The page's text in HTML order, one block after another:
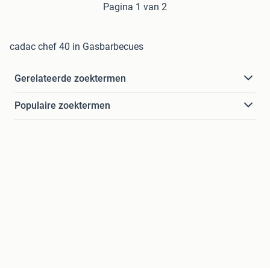
Pagina 1 van 2
cadac chef 40 in Gasbarbecues
Gerelateerde zoektermen
Populaire zoektermen